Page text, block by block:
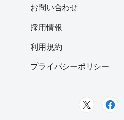
お問い合わせ
採用情報
利用規約
プライバシーポリシー